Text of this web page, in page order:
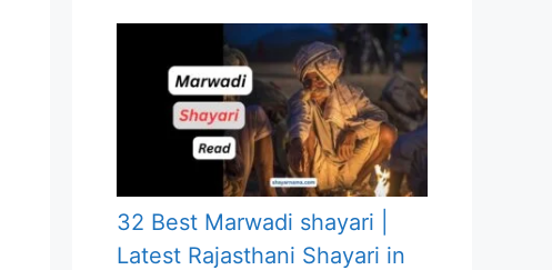
32 Best Marwadi shayari |
Latest Rajasthani Shayari in